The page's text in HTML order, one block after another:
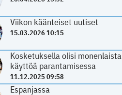
Viikon käänteiset uutiset
15.03.2026 10:15
Kosketuksella olisi monenlaista
käyttöä parantamisessa
11.12.2025 09:58
Espanjassa